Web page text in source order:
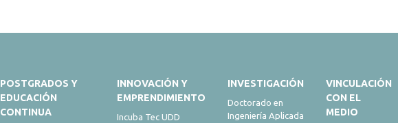
POSTGRADOS Y
EDUCACIÓN
CONTINUA
INNOVACIÓN Y
EMPRENDIMIENTO
Incuba Tec UDD
INVESTIGACIÓN
Doctorado en
Ingeniería Aplicada
VINCULACIÓN
CON EL
MEDIO